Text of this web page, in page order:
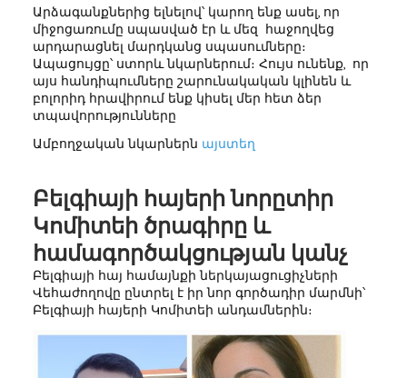
Արձագանքներից ելնելով՝ կարող ենք ասել, որ
միջոցառումը սպասված էր և մեզ հաջողվեց
արդարացնել մարդկանց սպասումները։
Ապացույցը՝ ստորև նկարներում։ Հույս ունենք, որ
այս հանդիպումները շարունակական կլինեն և
բոլորիդ հրավիրում ենք կիսել մեր հետ ձեր
տպավորությունները
Ամբողջական նկարներն այստեղ
Բելգիայի հայերի նորըտիր
Կոմիտեի ծրագիրը և
համագործակցության կանչ
Բելգիայի հայ համայնքի ներկայացուցիչների
Վեհաժողովը ընտրել է իր նոր գործադիր մարմնի՝
Բելգիայի հայերի Կոմիտեի անդամներին։